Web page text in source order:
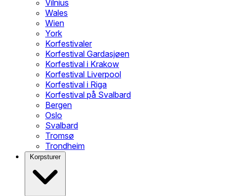
Vilnius
Wales
Wien
York
Korfestivaler
Korfestival Gardasjøen
Korfestival i Krakow
Korfestival Liverpool
Korfestival i Riga
Korfestival på Svalbard
Bergen
Oslo
Svalbard
Tromsø
Trondheim
Korpsturer